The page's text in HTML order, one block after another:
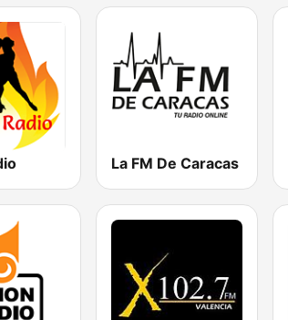
La FM De Caracas